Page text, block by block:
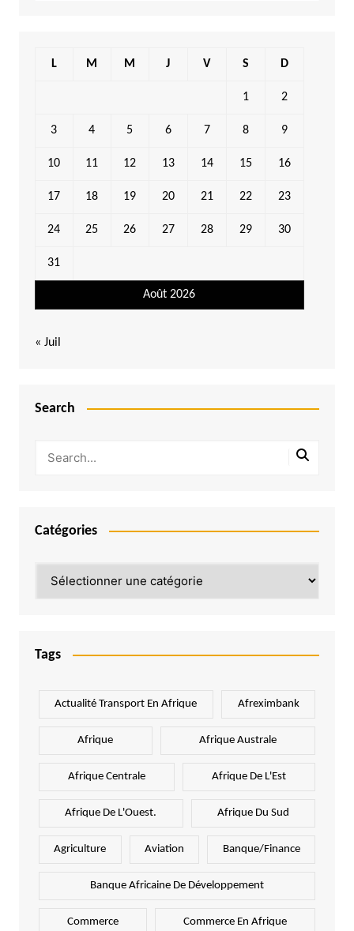
Août 2026
L M M J V S D
1 2
3 4 5 6 7 8 9
10 11 12 13 14 15 16
17 18 19 20 21 22 23
24 25 26 27 28 29 30
31
« Juil
Search
Catégories
Tags
Actualité Transport En Afrique Afreximbank
Afrique Afrique Australe
Afrique Centrale Afrique De L'Est
Afrique De L'Ouest. Afrique Du Sud
Agriculture Aviation Banque/Finance
Banque Africaine De Développement
Commerce Commerce En Afrique